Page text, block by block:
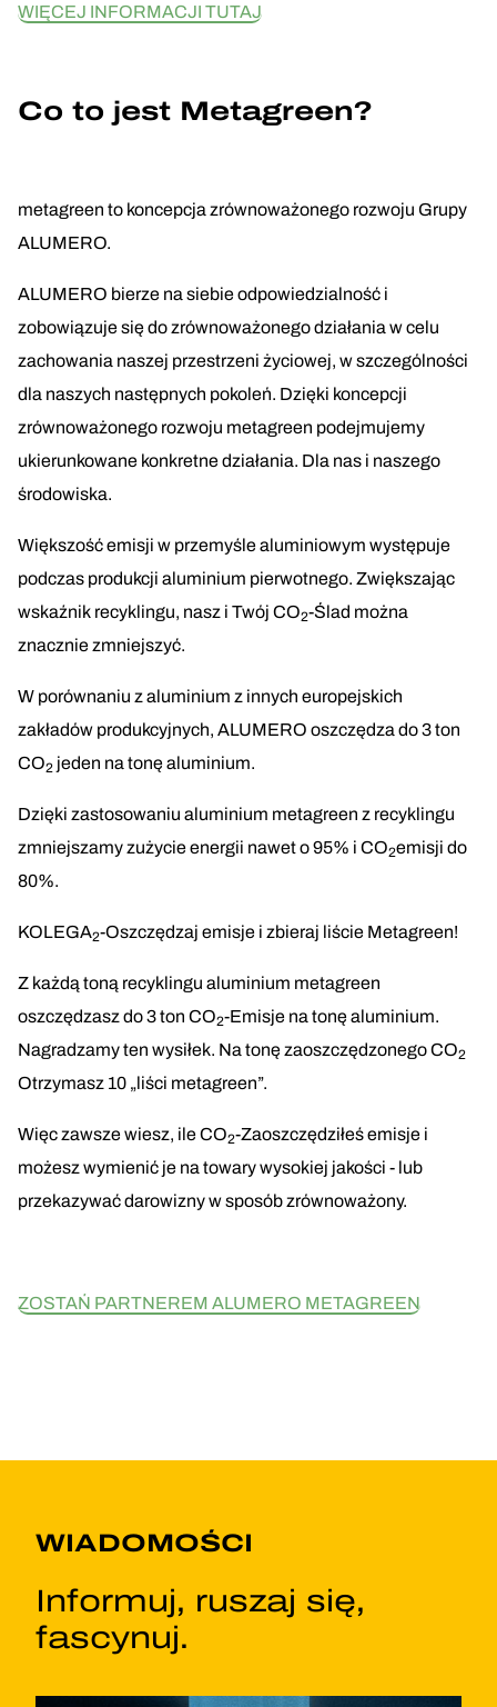
WIĘCEJ INFORMACJI TUTAJ
Co to jest Metagreen?
metagreen to koncepcja zrównoważonego rozwoju Grupy
ALUMERO.
ALUMERO bierze na siebie odpowiedzialność i
zobowiązuje się do zrównoważonego działania w celu
zachowania naszej przestrzeni życiowej, w szczególności
dla naszych następnych pokoleń. Dzięki koncepcji
zrównoważonego rozwoju metagreen podejmujemy
ukierunkowane konkretne działania. Dla nas i naszego
środowiska.
Większość emisji w przemyśle aluminiowym występuje
podczas produkcji aluminium pierwotnego. Zwiększając
wskaźnik recyklingu, nasz i Twój CO2-Ślad można
znacznie zmniejszyć.
W porównaniu z aluminium z innych europejskich
zakładów produkcyjnych, ALUMERO oszczędza do 3 ton
CO2 jeden na tonę aluminium.
Dzięki zastosowaniu aluminium metagreen z recyklingu
zmniejszamy zużycie energii nawet o 95% i CO2emisji do
80%.
KOLEGA2-Oszczędzaj emisje i zbieraj liście Metagreen!
Z każdą toną recyklingu aluminium metagreen
oszczędzasz do 3 ton CO2-Emisje na tonę aluminium.
Nagradzamy ten wysiłek. Na tonę zaoszczędzonego CO2
Otrzymasz 10 „liści metagreen”.
Więc zawsze wiesz, ile CO2-Zaoszczędziłeś emisje i
możesz wymienić je na towary wysokiej jakości - lub
przekazywać darowizny w sposób zrównoważony.
ZOSTAŃ PARTNEREM ALUMERO METAGREEN
WIADOMOŚCI
Informuj, ruszaj się,
fascynuj.